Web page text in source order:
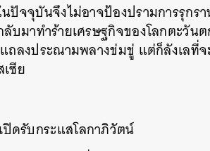
ปัจจุบันจึงไม่อาจป้องปรามการรุกร
บมาทำร้ายเศรษฐกิจของโลกตะวัน
ถลงประณามพลางข่มขู่ แต่ก็ลังเลที่จ
ซีย
ดรับกระแสโลกาภิวัตน์